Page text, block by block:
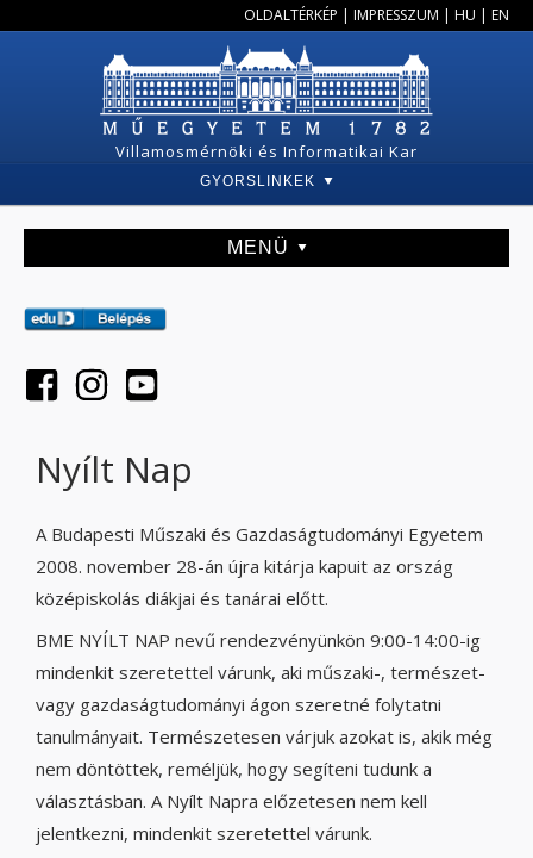
OLDALTÉRKÉP | IMPRESSZUM | HU | EN
Villamosmérnöki és Informatikai Kar
GYORSLINKEK
MENÜ
Nyílt Nap
A Budapesti Műszaki és Gazdaságtudományi Egyetem
2008. november 28-án újra kitárja kapuit az ország
középiskolás diákjai és tanárai előtt.
BME NYÍLT NAP nevű rendezvényünkön 9:00-14:00-ig
mindenkit szeretettel várunk, aki műszaki-, természet-
vagy gazdaságtudományi ágon szeretné folytatni
tanulmányait. Természetesen várjuk azokat is, akik még
nem döntöttek, reméljük, hogy segíteni tudunk a
választásban. A Nyílt Napra előzetesen nem kell
jelentkezni, mindenkit szeretettel várunk.